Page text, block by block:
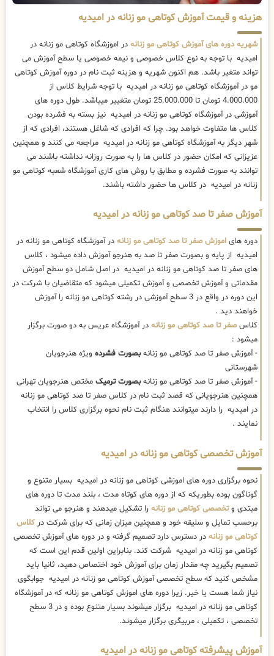
هزینه و قیمت آموزش کوتاهی مو زنانه در امیدیه
شهریه دوره های آموزش کوتاهی مو زنانه در اموزشگاه کوتاهی مو زنانه در
امیدیه با توجه به نوع کلاس خصوصی و نیمه خصوصی یا سطح آموزش می
تواند متغیر باشد. هم اکنون شهریه و هزینه ثبت نام در دوره آموزش کوتاهی
مو در آموزشگاه کوتاهی مو زنانه در امیدیه با توجه شرایط کلاس از
4.000.000 تومان تا 25.000.000 تومان متغییر میباشد. طول دوره های
آموزشی در آموزشگاه کوتاهی مو زنانه در امیدیه نیز بسته به فشرده بودن
کلاس ها متفاوت خواهد بود. چرا که افرادی که شاغل هستند، افرادی که از
شهر دیگر به آموزشگاه کوتاهی مو زنانه در امیدیه مراجعه می کنند و همچنین
عزیزانی که امکان حضور در کلاس ها را به صورت روزانه نداشته باشند می
توانند به صورت فشرده و مطابق با روش های کاری آموزشگاه شعبه کوتاهی مو
زنانه در امیدیه در کلاس ها حضور داشته باشند.
آموزش صفر تا صد کوتاهی مو زنانه در امیدیه
دوره های اموزش صفر تا صد کوتاهی مو زنانه در آموزشگاه کوتاهی مو زنانه در
امیدیه از پایه و بصورت صفر تا صد به هنرجو آموزش داده میشود ، کلاس
های صفر تا صد کوتاهی مو زنانه در امیدیه در اصل شامل دو سطح آموزش
مقدماتی و آموزش تخصصی و آموزش تکمیلی میشود که متقاضیان با شرکت در
این دوره در واقع در 3 سطح آموزشی در رشته کوتاهی مو زنانه را آموزش
خواهند دید .
کلاسصفر تا صد کوتاهی مو زنانه در آموزشگاه عریس به دو صورت برگزار
میشود :
- آموزش صفر تا صد کوتاهی مو زنانهبصورت فشرده ویژه هنرجویان
شهرستانی
- آموزش صفر تا صد کوتاهی مو زنانهبصورت ترمیک مختص هنرجویان تهرانی
همچنین هنرجویانی که قصد ثبت نام در کلاس صفر تا صد کوتاهی مو زنانه
در امیدیه را دارند میتوانند هنگام ثبت نام نحوه برگزاری کلاس را انتخاب
نمایند .
آموزش تخصصی کوتاهی مو زنانه در امیدیه
نحوه برگزاری دوره های اموزشی کوتاهی مو زنانه در امیدیه بسیار متنوع و
گوناگون بوده بطوریکه که از دوره های کوتاه مدت ، بلند مدت تا دوره های
مبتدی وتخصصی کوتاهی مو زنانه را تشکیل میدهند و هنرجو می تواند
برحسب تمایل و سلیقه خود و همچنین میزان زمانی که برای شرکت در کلاس
کوتاهی مو زنانه در دسترس دارد تصمیم گرفته و در دوره های آموزش تخصصی
کوتاهی مو زنانه در امیدیه شرکت کند. بنابراین اولین قدم این است که
تصمیم بگیرید چه مقدار زمان برای آموزش خود اختصاص دهید، ثانیا باید
مشخص کنید که سطح تخصصی آموزش کوتاهی مو زنانه در امیدیه جوابگوی
نیاز شما هست یا خیر. زیرا دوره های اموزش کوتاهی مو زنانه که در آموزشگاه
کوتاهی مو زنانه در امیدیه برگزار میشوند بسیار متنوع بوده و در 3 سطح
تخصصی ، تکمیلی ، مربیگری برگزار میشوند.
آموزش پیشرفته کوتاهی مو زنانه در امیدیه